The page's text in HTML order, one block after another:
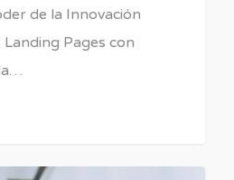
de la Innovación
Pages con